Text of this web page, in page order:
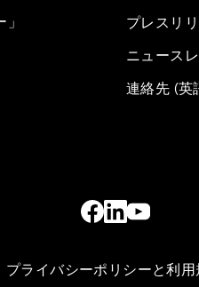
プレスリ
ニュース
連絡先 (英
プライバシーポリシーと利用